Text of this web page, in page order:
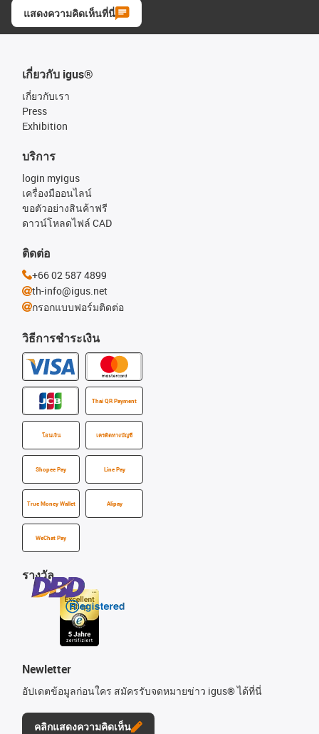
แสดงความคิดเห็นที่นี่
เกี่ยวกับ igus®
เกี่ยวกับเรา
Press
Exhibition
วิธีการชำระเงิน
Thai QR Payment
โอนเงิน เครดิตทางบัญชี
Shopee Pay Line Pay
True Money Wallet Alipay
WeChat Pay
บริการ
login myigus
เครื่องมืออนไลน์
ขอตัวอย่างสินค้าฟรี
ดาวน์โหลดไฟล์ CAD
รางวัล
Newletter
อัปเดตข้อมูลก่อนใคร สมัครรับจดหมายข่าว igus® ได้ที่นี่
คลิกแสดงความคิดเห็น
ติดต่อ
+66 02 587 4899
th-info@igus.net
กรอกแบบฟอร์มติดต่อ